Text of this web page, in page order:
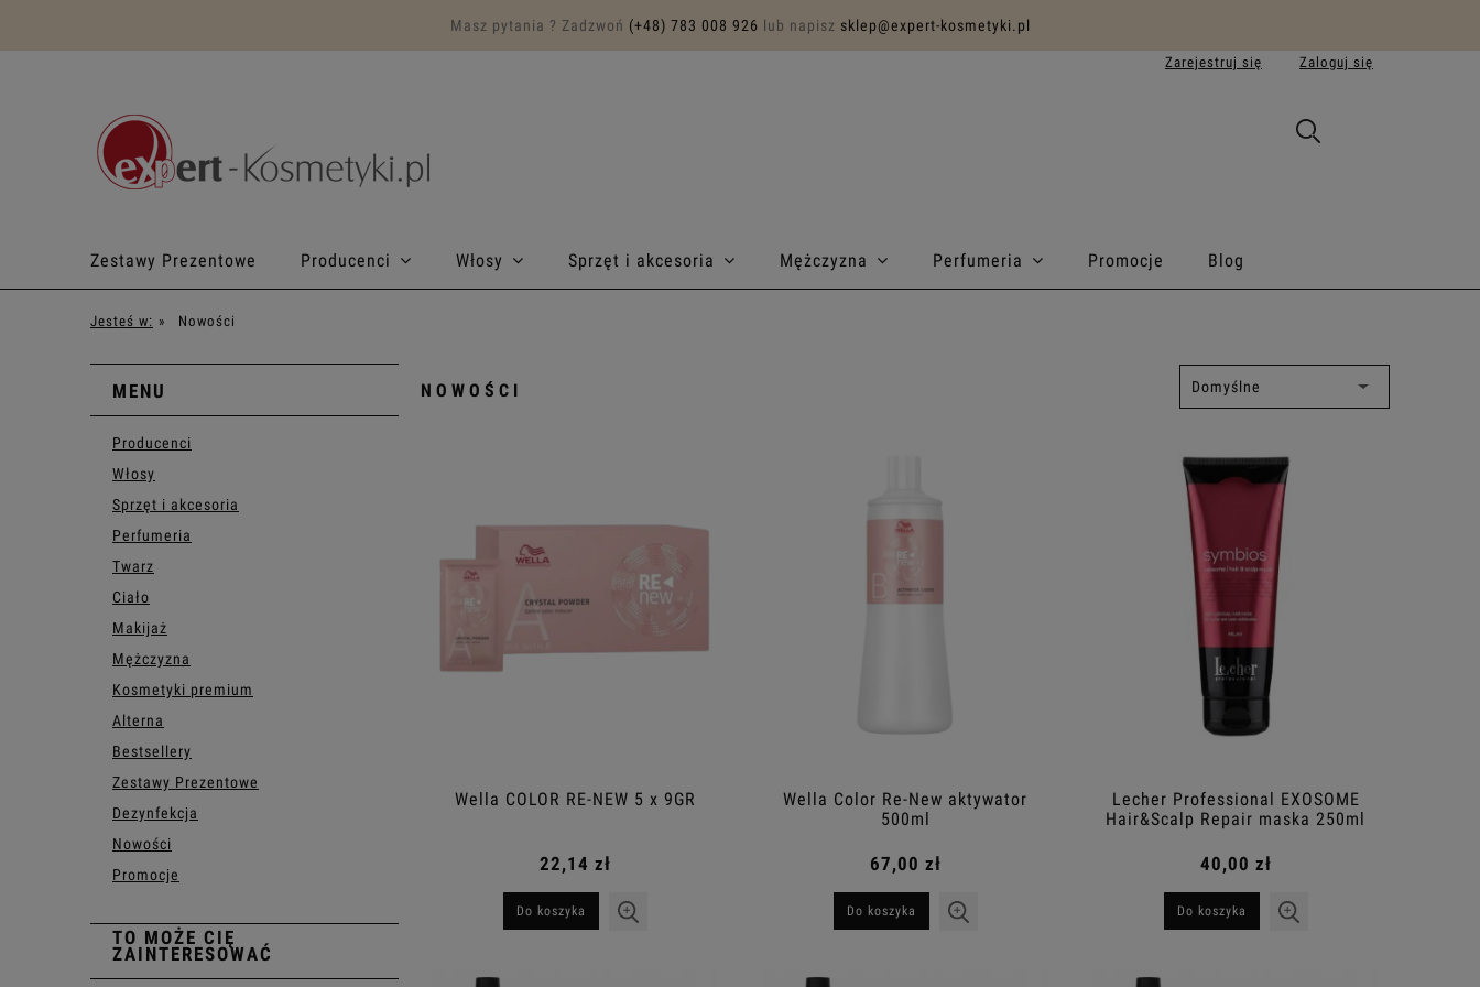
Masz pytania ? Zadzwoń (+48) 783 008 926 lub napisz sklep@expert-kosmetyki.pl
Zarejestruj się Zaloguj się
Zestawy Prezentowe Producenci Włosy Sprzęt i akcesoria Mężczyzna Perfumeria Promocje Blog
Program lojalnościowy
Jesteś w: » Nowości
MENU
Producenci
Włosy
Sprzęt i akcesoria
Perfumeria
Twarz
Ciało
Makijaż
Mężczyzna
Kosmetyki premium
Alterna
Bestsellery
Zestawy Prezentowe
Dezynfekcja
Nowości
Promocje
TO MOŻE CIĘ
ZAINTERESOWAĆ
NOWOŚCI
Wella COLOR RE-NEW 5 x 9GR
22,14 zł
Do koszyka
Wella Color Re-New aktywator
500ml
67,00 zł
Do koszyka
Lecher Professional EXOSOME
Hair&Scalp Repair maska 250ml
40,00 zł
Do koszyka